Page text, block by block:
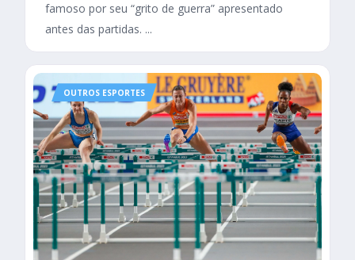
famoso por seu “grito de guerra” apresentado
antes das partidas. ...
OUTROS ESPORTES